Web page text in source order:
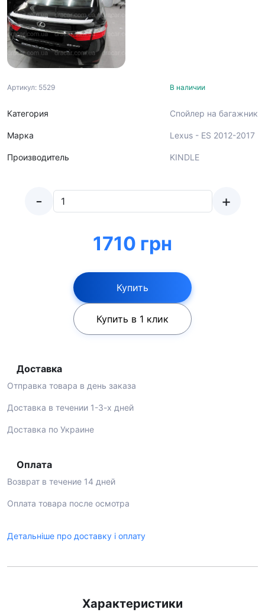
Артикул: 5529
Категория
Марка
Производитель
В наличии
Спойлер на багажник
Lexus - ES 2012-2017
KINDLE
- +
1710 грн
Купить
Купить в 1 клик
Доставка
Отправка товара в день заказа
Доставка в течении 1-3-х дней
Доставка по Украине
Оплата
Возврат в течение 14 дней
Оплата товара после осмотра
Детальніше про доставку і оплату
Характеристики